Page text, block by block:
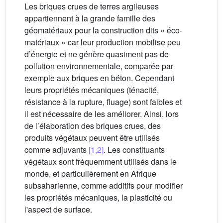
Les briques crues de terres argileuses
appartiennent à la grande famille des
géomatériaux pour la construction dits « éco-
matériaux » car leur production mobilise peu
d’énergie et ne génère quasiment pas de
pollution environnementale, comparée par
exemple aux briques en béton. Cependant
leurs propriétés mécaniques (ténacité,
résistance à la rupture, fluage) sont faibles et
il est nécessaire de les améliorer. Ainsi, lors
de l’élaboration des briques crues, des
produits végétaux peuvent être utilisés
comme adjuvants [1,2]. Les constituants
végétaux sont fréquemment utilisés dans le
monde, et particulièrement en Afrique
subsaharienne, comme additifs pour modifier
les propriétés mécaniques, la plasticité ou
l'aspect de surface.